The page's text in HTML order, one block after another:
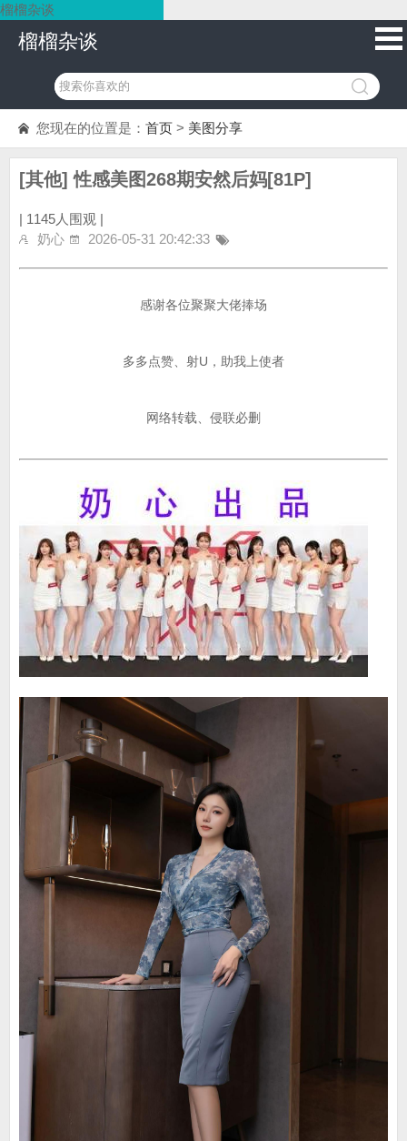
榴榴杂谈
榴榴杂谈
您现在的位置是： 首页 > 美图分享
[其他] 性感美图268期安然后妈[81P]
| 1145人围观 |
奶心
2026-05-31 20:42:33
感谢各位聚聚大佬捧场
多多点赞、射U，助我上使者
网络转载、侵联必删